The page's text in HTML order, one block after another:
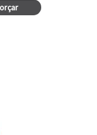
orçar